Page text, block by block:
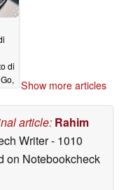
di
Show more articles
article: Rahim
Writer- 1010
on Notebookcheck